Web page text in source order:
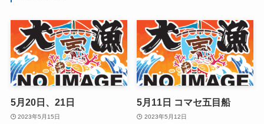
5月20日、21日
2023年5月15日
5月11日 コマセ五目船
2023年5月12日